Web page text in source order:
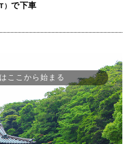
）で下車
ここから始まる